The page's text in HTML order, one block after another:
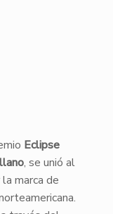
Eclipse
, se unió al
marca de